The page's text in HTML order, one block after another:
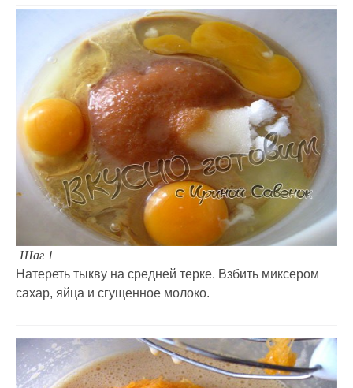
Шаг 1
Натереть тыкву на средней терке. Взбить миксером
сахар, яйца и сгущенное молоко.